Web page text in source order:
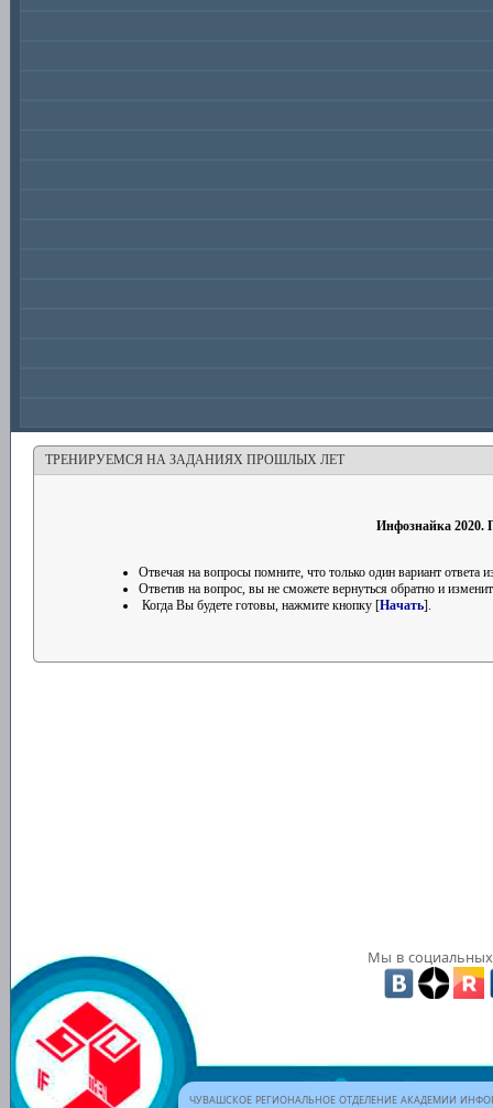
ТРЕНИРУЕМСЯ НА ЗАДАНИЯХ ПРОШЛЫХ ЛЕТ
Инфознайка 2020.
Отвечая на вопросы помните, что только один вариант ответа
Ответив на вопрос, вы не сможете вернуться обратно и
Когда Вы будете готовы, нажмите кнопку [Начать].
Мы в социальных
ЧУВАШСКОЕ РЕГИОНАЛЬНОЕ ОТДЕЛЕНИЕ АКАДЕМИИ